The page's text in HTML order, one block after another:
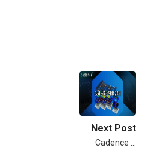
Next Post
Cadence …